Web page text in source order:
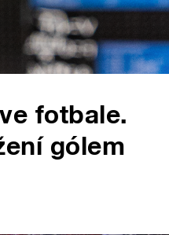
fotbale.
gólem